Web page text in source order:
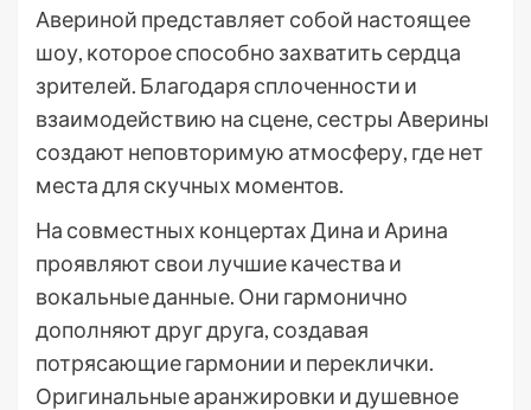
Авериной представляет собой настоящее
шоу, которое способно захватить сердца
зрителей. Благодаря сплоченности и
взаимодействию на сцене, сестры Аверины
создают неповторимую атмосферу, где нет
места для скучных моментов.
На совместных концертах Дина и Арина
проявляют свои лучшие качества и
вокальные данные. Они гармонично
дополняют друг друга, создавая
потрясающие гармонии и переклички.
Оригинальные аранжировки и душевное